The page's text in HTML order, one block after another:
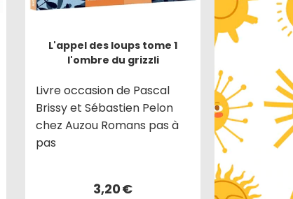
L'appel des loups tome 1
l'ombre du grizzli
Livre occasion de Pascal
Brissy et Sébastien Pelon
chez Auzou Romans pas à
pas
3,20€